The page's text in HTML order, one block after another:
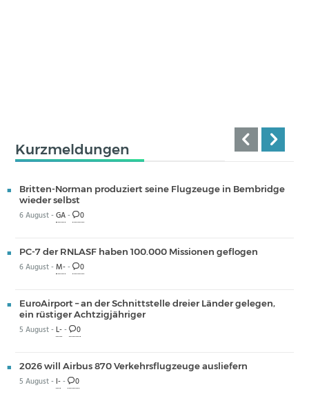
Kurzmeldungen
Britten-Norman produziert seine Flugzeuge in Bembridge
wieder selbst
6 August -GA- 0
PC-7 der RNLASF haben 100.000 Missionen geflogen
6 August -M-- 0
EuroAirport – an der Schnittstelle dreier Länder gelegen,
ein rüstiger Achtzigjähriger
5 August -L-- 0
2026 will Airbus 870 Verkehrsflugzeuge ausliefern
5 August - I-- 0